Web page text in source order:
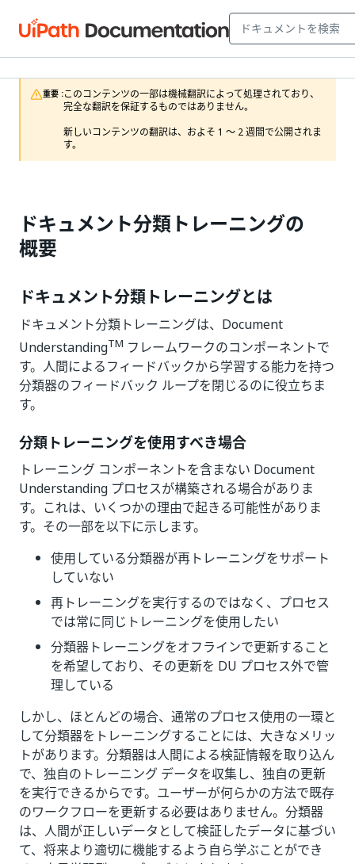
重要 :このコンテンツの一部は機械翻訳によって処理されており、
完全な翻訳を保証するものではありません。
新しいコンテンツの翻訳は、およそ 1 ～ 2 週間で公開されま
す。
ドキュメント分類トレーニングの
概要
ドキュメント分類トレーニングとは
ドキュメント分類トレーニングは、 Document
UnderstandingTM フレームワークのコンポーネントで
す。人間によるフィードバックから学習する能力を持つ
分類器のフィードバック ループを閉じるのに役立ちま
す。
分類トレーニングを使用すべき場合
トレーニング コンポーネントを含まない Document
Understanding プロセスが構築される場合がありま
す。これは、いくつかの理由で起きる可能性がありま
す。その一部を以下に示します。
使用している分類器が再トレーニングをサポート
していない
再トレーニングを実行するのではなく、プロセス
では常に同じトレーニングを使用したい
分類器トレーニングをオフラインで更新すること
を希望しており、その更新を DU プロセス外で管
理している
しかし、ほとんどの場合、通常のプロセス使用の一環と
して分類器をトレーニングすることには、大きなメリッ
トがあります。分類器は人間による検証情報を取り込ん
で、独自のトレーニング データを収集し、独自の更新
を実行できるからです。ユーザーが何らかの方法で既存
のワークフローを更新する必要はありません。分類器
は、人間が正しいデータとして検証したデータに基づい
て、将来より適切に機能するよう自ら学ぶことができ